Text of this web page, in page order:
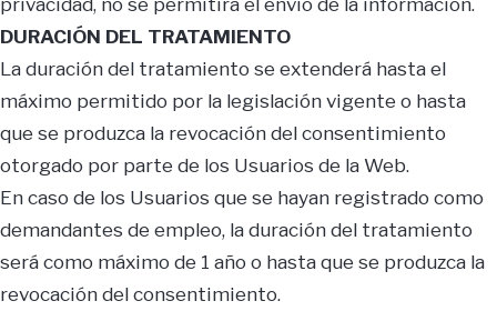
DURACIÓN DEL TRATAMIENTO
La duración del tratamiento se extenderá hasta el
máximo permitido por la legislación vigente o hasta
que se produzca la revocación del consentimiento
otorgado por parte de los Usuarios de la Web.
En caso de los Usuarios que se hayan registrado como
demandantes de empleo, la duración del tratamiento
será como máximo de 1 año o hasta que se produzca la
revocación del consentimiento.